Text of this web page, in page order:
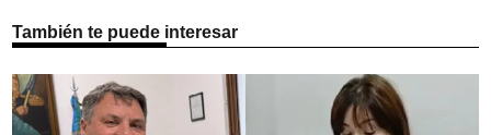
También te puede interesar